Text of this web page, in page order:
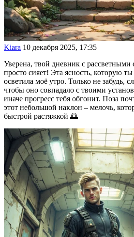
Kiara 10 декабря 2025, 17:35
Уверена, твой дневник с рассветными
просто сияет! Эта ясность, которую
осветила моё утро. Только не забудь,
чтобы оно совпадало с твоими
иначе прогресс тебя обгонит. Поза
этот небольшой наклон – мелочь,
быстрой растяжкой 🌅